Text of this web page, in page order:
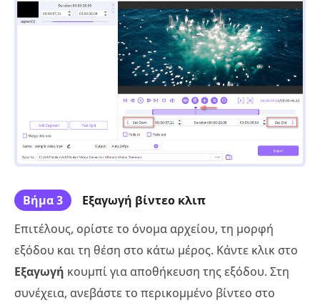
Βήμα 3
Εξαγωγή βίντεο κλιπ
Επιτέλους, ορίστε το όνομα αρχείου, τη μορφή
εξόδου και τη θέση στο κάτω μέρος. Κάντε κλικ στο
Εξαγωγή κουμπί για αποθήκευση της εξόδου. Στη
συνέχεια, ανεβάστε το περικομμένο βίντεο στο